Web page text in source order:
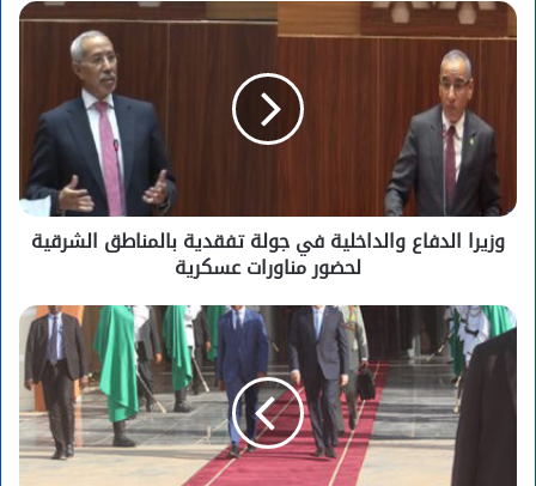
وزيرا الدفاع والداخلية في جولة تفقدية بالمناطق الشرقية
لحضور مناورات عسكرية